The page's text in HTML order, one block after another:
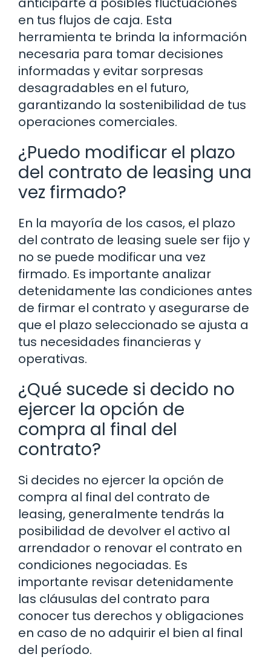
en tus flujos de caja. Esta
herramienta te brinda la información
necesaria para tomar decisiones
informadas y evitar sorpresas
desagradables en el futuro,
garantizando la sostenibilidad de tus
operaciones comerciales.
¿Puedo modificar el plazo
del contrato de leasing una
vez firmado?
En la mayoría de los casos, el plazo
del contrato de leasing suele ser fijo y
no se puede modificar una vez
firmado. Es importante analizar
detenidamente las condiciones antes
de firmar el contrato y asegurarse de
que el plazo seleccionado se ajusta a
tus necesidades financieras y
operativas.
¿Qué sucede si decido no
ejercer la opción de
compra al final del
contrato?
Si decides no ejercer la opción de
compra al final del contrato de
leasing, generalmente tendrás la
posibilidad de devolver el activo al
arrendador o renovar el contrato en
condiciones negociadas. Es
importante revisar detenidamente
las cláusulas del contrato para
conocer tus derechos y obligaciones
en caso de no adquirir el bien al final
del período.